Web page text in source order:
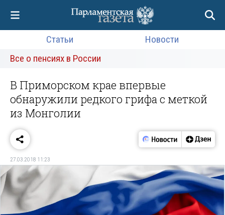
Статьи
Новости
Все о пенсиях в России
В Приморском крае впервые
обнаружили редкого грифа с меткой
из Монголии
27.03.2018 11:23